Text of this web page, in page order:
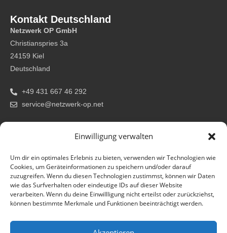
Einwilligung verwalten
Um dir ein optimales Erlebnis zu bieten, verwenden wir Technologien wie
Cookies, um Geräteinformationen zu speichern und/oder darauf
zuzugreifen. Wenn du diesen Technologien zustimmst, können wir Daten
wie das Surfverhalten oder eindeutige IDs auf dieser Website
verarbeiten. Wenn du deine Einwillligung nicht erteilst oder zurückziehst,
können bestimmte Merkmale und Funktionen beeinträchtigt werden.
Kontakt Deutschland
Netzwerk OP GmbH
Christianspries 3a
24159 Kiel
Deutschland
+49 431 667 46 292
service@netzwerk-op.net
Netzwerk OP GmbH
6997 Sessa
Schweiz
+41 91 608 11 50